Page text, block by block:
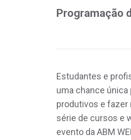
Programação
Estudantes e
uma chance
produtivos e fazer
série de cursos e
evento da ABM